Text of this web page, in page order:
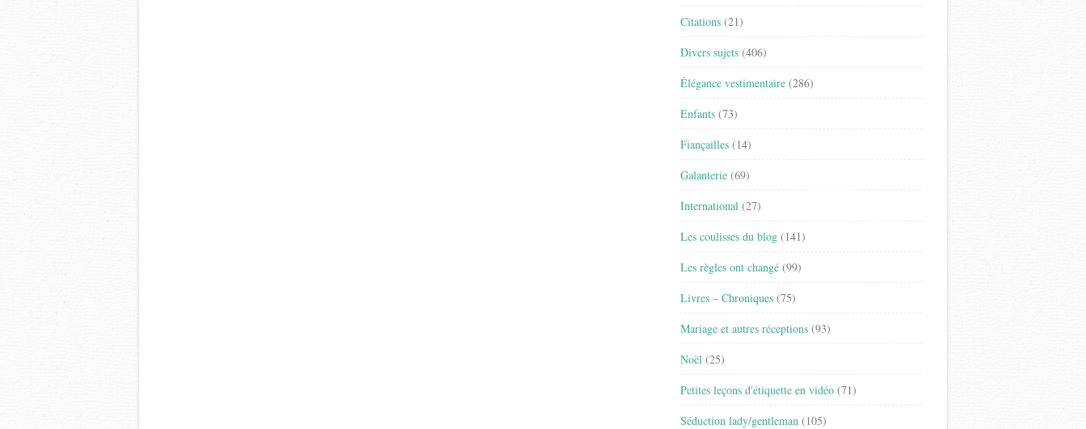
Citations (21)
Divers sujets (406)
Élégance vestimentaire (286)
Enfants (73)
Fiançailles (14)
Galanterie (69)
International (27)
Les coulisses du blog (141)
Les règles ont changé (99)
Livres – Chroniques (75)
Mariage et autres réceptions (93)
Noël (25)
Petites leçons d'étiquette en vidéo (71)
Séduction lady/gentleman (105)